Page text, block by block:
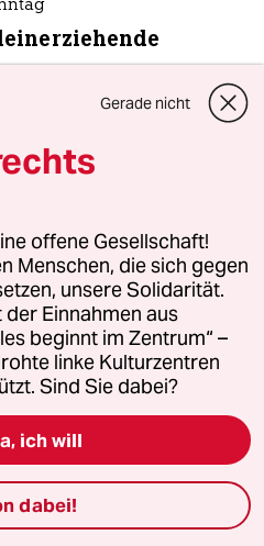
Lockdown-
aber für Single-
ab dem 18.
Gerade nicht
offene Gesellschaft!
Menschen, die sich gegen
unsere Solidarität.
Einnahmen aus
beginnt im Zentrum“ –
linke Kulturzentren
Sind Sie dabei?
ich will
dabei!